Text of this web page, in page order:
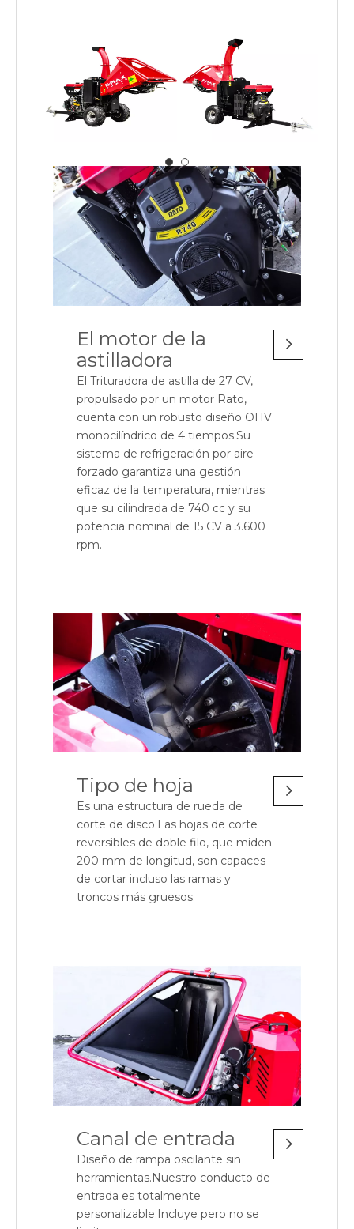
El motor de la
astilladora
El Trituradora de astilla de 27 CV,
propulsado por un motor Rato,
cuenta con un robusto diseño OHV
monocilíndrico de 4 tiempos.Su
sistema de refrigeración por aire
forzado garantiza una gestión
eficaz de la temperatura, mientras
que su cilindrada de 740 cc y su
potencia nominal de 15 CV a 3.600
rpm.
Tipo de hoja
Es una estructura de rueda de
corte de disco.Las hojas de corte
reversibles de doble filo, que miden
200 mm de longitud, son capaces
de cortar incluso las ramas y
troncos más gruesos.
Canal de entrada
Diseño de rampa oscilante sin
herramientas.Nuestro conducto de
entrada es totalmente
personalizable.Incluye pero no se